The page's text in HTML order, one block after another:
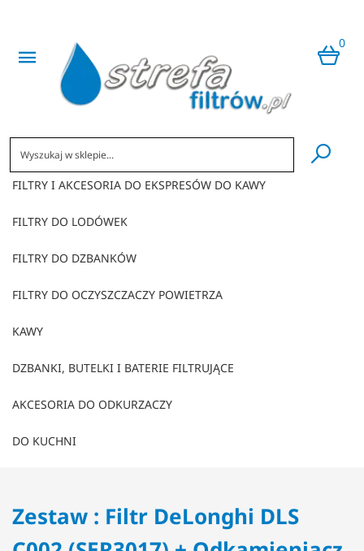
0
​
FILTRY I AKCESORIA DO EKSPRESÓW DO KAWY
FILTRY DO LODÓWEK
FILTRY DO DZBANKÓW
FILTRY DO OCZYSZCZACZY POWIETRZA
KAWY
DZBANKI, BUTELKI I BATERIE FILTRUJĄCE
AKCESORIA DO ODKURZACZY
DO KUCHNI
Zestaw : Filtr DeLonghi DLS